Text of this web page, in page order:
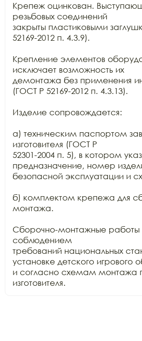
Крепеж оцинкован.
резьбовых соединений
закрыты пластиковыми
52169-2012 п. 4.3.9).
Крепление элементов
исключает возможность их
демонтажа без применения
(ГОСТ Р 52169-2012 п. 4.3.13).
Изделие сопровождается:
а) техническим паспортом
изготовителя (ГОСТ Р
52301-2004 п. 5), в котором
предназначение, номер
безопасной эксплуатации и
б) комплектом крепежа для
монтажа.
Сборочно-монтажные работы
соблюдением
требований национальных
установке детского игрового
и согласно схемам монтажа
изготовителя.